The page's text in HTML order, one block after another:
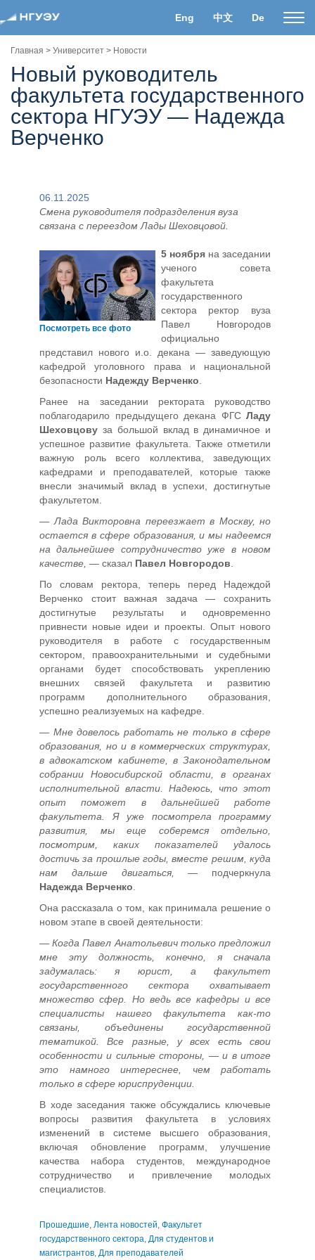
Eng 中文 De
Главная > Университет > Новости
Новый руководитель
факультета государственного
сектора НГУЭУ — Надежда
Верченко
06.11.2025
Смена руководителя подразделения вуза
связана с переездом Лады Шеховцовой.
Посмотреть все фото
5 ноябряна заседании
ученого совета
факультета
государственного
сектора ректор вуза
Павел Новгородов
официально
представил нового и.о. декана — заведующую
кафедрой уголовного права и национальной
безопасности Надежду Верченко
Ранее на заседании ректората руководство
поблагодарило предыдущего декана ФГС Ладу
Шеховцову за большой вклад в динамичное и
успешное развитие факультета. Также отметили
важную роль всего коллектива, заведующих
кафедрами и преподавателей, которые также
внесли значимый вклад в успехи, достигнутые
факультетом.
— Лада Викторовна переезжает в Москву, но
остается в сфере образования, и мы надеемся
на дальнейшее сотрудничество уже в новом
качестве, — сказал Павел Новгородов
По словам ректора, теперь перед Надеждой
Верченко стоит важная задача — сохранить
достигнутые результаты и одновременно
привнести новые идеи и проекты. Опыт нового
руководителя в работе с государственным
сектором, правоохранительными и судебными
органами будет способствовать укреплению
внешних связей факультета и развитию
программ дополнительного образования,
успешно реализуемых на кафедре.
— Мне довелось работать не только в сфере
образования, но и в коммерческих структурах,
в адвокатском кабинете, в Законодательном
собрании Новосибирской области, в органах
исполнительной власти. Надеюсь, что этот
опыт поможет в дальнейшей работе
факультета. Я уже посмотрела программу
развития, мы еще соберемся отдельно,
посмотрим, каких показателей удалось
достичь за прошлые годы, вместе решим, куда
нам дальше двигаться, — подчеркнула
Надежда Верченко
Она рассказала о том, как принимала решение о
новом этапе в своей деятельности:
— Когда Павел Анатольевич только предложил
мне эту должность, конечно, я сначала
задумалась: я юрист, а факультет
государственного сектора охватывает
множество сфер. Но ведь все кафедры и все
специалисты нашего факультета как-то
связаны, объединены государственной
тематикой. Все разные, у всех есть свои
особенности и сильные стороны, — и в итоге
это намного интереснее, чем работать
только в сфере юриспруденции.
В ходе заседания также обсуждались ключевые
вопросы развития факультета в условиях
изменений в системе высшего образования,
включая обновление программ, улучшение
качества набора студентов, международное
сотрудничество и привлечение молодых
специалистов.
Прошедшие, Лента новостей, Факультет
государственного сектора, Для студентов и
магистрантов, Для преподавателей